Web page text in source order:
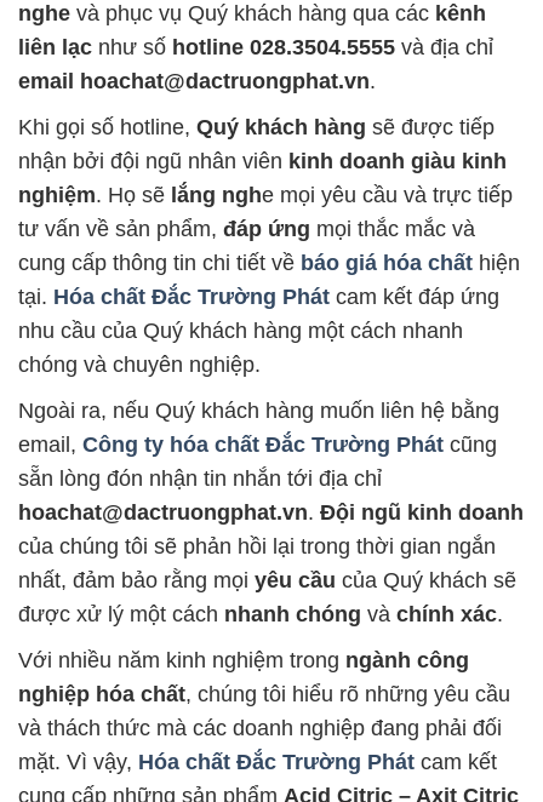
nghe và phục vụ Quý khách hàng qua các kênh
liên lạc như số hotline 028.3504.5555 và địa chỉ
email hoachat@dactruongphat.vn.
Khi gọi số hotline, Quý khách hàng sẽ được tiếp
nhận bởi đội ngũ nhân viên kinh doanh giàu kinh
nghiệm. Họ sẽ lắng nghe mọi yêu cầu và trực tiếp
tư vấn về sản phẩm, đáp ứng mọi thắc mắc và
cung cấp thông tin chi tiết về báo giá hóa chất hiện
tại. Hóa chất Đắc Trường Phát cam kết đáp ứng
nhu cầu của Quý khách hàng một cách nhanh
chóng và chuyên nghiệp.
Ngoài ra, nếu Quý khách hàng muốn liên hệ bằng
email, Công ty hóa chất Đắc Trường Phát cũng
sẵn lòng đón nhận tin nhắn tới địa chỉ
hoachat@dactruongphat.vn. Đội ngũ kinh doanh
của chúng tôi sẽ phản hồi lại trong thời gian ngắn
nhất, đảm bảo rằng mọi yêu cầu của Quý khách sẽ
được xử lý một cách nhanh chóng và chính xác.
Với nhiều năm kinh nghiệm trong ngành công
nghiệp hóa chất, chúng tôi hiểu rõ những yêu cầu
và thách thức mà các doanh nghiệp đang phải đối
mặt. Vì vậy, Hóa chất Đắc Trường Phát cam kết
cung cấp những sản phẩm Acid Citric – Axit Citric